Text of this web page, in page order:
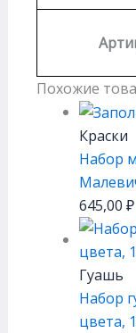
Похожие
Краски
Набор
645,00 ₽
Гуашь
Набор
цвета,